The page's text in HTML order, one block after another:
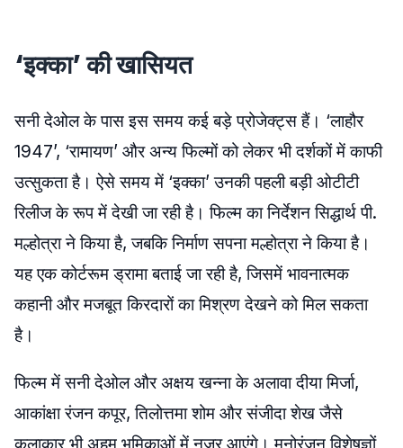
‘इक्का’ की खासियत
सनी देओल के पास इस समय कई बड़े प्रोजेक्ट्स हैं। ‘लाहौर
1947’, ‘रामायण’ और अन्य फिल्मों को लेकर भी दर्शकों में काफी
उत्सुकता है। ऐसे समय में ‘इक्का’ उनकी पहली बड़ी ओटीटी
रिलीज के रूप में देखी जा रही है। फिल्म का निर्देशन सिद्धार्थ पी.
मल्होत्रा ने किया है, जबकि निर्माण सपना मल्होत्रा ने किया है।
यह एक कोर्टरूम ड्रामा बताई जा रही है, जिसमें भावनात्मक
कहानी और मजबूत किरदारों का मिश्रण देखने को मिल सकता
है।
फिल्म में सनी देओल और अक्षय खन्ना के अलावा दीया मिर्जा,
आकांक्षा रंजन कपूर, तिलोत्तमा शोम और संजीदा शेख जैसे